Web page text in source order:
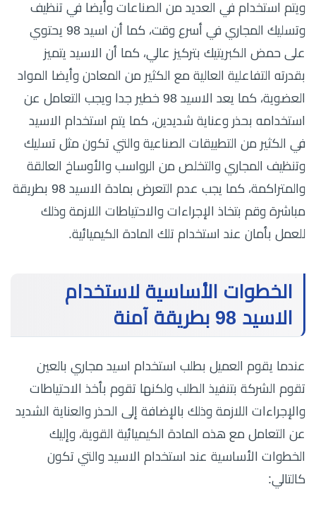
ويتم استخدام في العديد من الصناعات وأيضا في تنظيف
وتسليك المجاري في أسرع وقت، كما أن اسيد 98 يحتوي
على حمض الكبريتيك بتركيز عالي، كما أن الاسيد يتميز
بقدرته التفاعلية العالية مع الكثير من المعادن وأيضا المواد
العضوية، كما يعد الاسيد 98 خطير جدا ويجب التعامل عن
استخدامه بحذر وعناية شديدين، كما يتم استخدام الاسيد
في الكثير من التطبيقات الصناعية والتي تكون مثل تسليك
وتنظيف المجاري والتخلص من الرواسب والأوساخ العالقة
والمتراكمة، كما يجب عدم التعرض بمادة الاسيد 98 بطريقة
مباشرة وقم بتخاذ الإجراءات والاحتياطات اللازمة وذلك
للعمل بأمان عند استخدام تلك المادة الكيميائية.
الخطوات الأساسية لاستخدام
الاسيد 98 بطريقة آمنة
عندما يقوم العميل بطلب استخدام اسيد مجاري بالعين
تقوم الشركة بتنفيذ الطلب ولكنها تقوم بأخذ الاحتياطات
والإجراءات اللازمة وذلك بالإضافة إلى الحذر والعناية الشديد
عن التعامل مع هذه المادة الكيميائية القوية، وإليك
الخطوات الأساسية عند استخدام الاسيد والتي تكون
كالتالي: